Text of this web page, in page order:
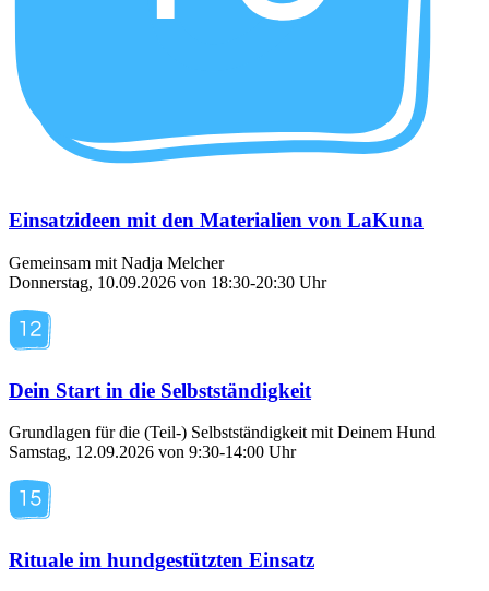
Einsatzideen mit den Materialien von LaKuna
Gemeinsam mit Nadja Melcher
Donnerstag, 10.09.2026 von 18:30-20:30 Uhr
Dein Start in die Selbstständigkeit
Grundlagen für die (Teil-) Selbstständigkeit mit Deinem Hund
Samstag, 12.09.2026 von 9:30-14:00 Uhr
Rituale im hundgestützten Einsatz